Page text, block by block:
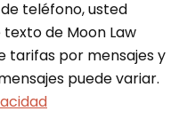
teléfono, usted
de Moon Law
tarifas por mensajes y
puede variar.